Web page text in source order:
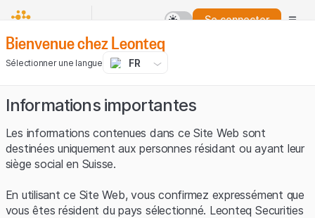
Se connecter
Bienvenue chez Leonteq
Sélectionner une langue FR
Informations importantes
Les informations contenues dans ce Site Web sont
destinées uniquement aux personnes résidant ou ayant leur
siège social en Suisse.
En utilisant ce Site Web, vous confirmez expressément que
vous êtes résident du pays sélectionné. Leonteq Securities